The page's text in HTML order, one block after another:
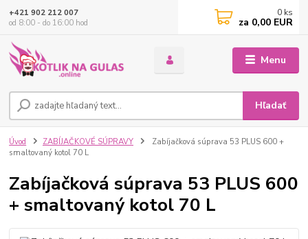
Menu
Hľadať
+421 902 212 007
od 8:00 - do 16:00 hod
0 ks
za 0,00 EUR
Úvod ZABÍJAČKOVÉ SÚPRAVY
Zabíjačková súprava 53 PLUS 600 +
smaltovaný kotol 70 L
Zabíjačková súprava 53 PLUS 600
+ smaltovaný kotol 70 L